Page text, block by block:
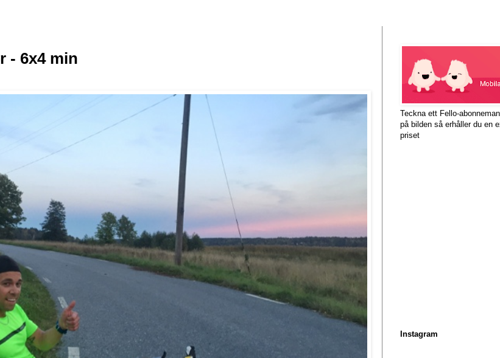
- 6x4 min
Teckna ett Fello-
på bilden så erhåller du en
priset
Instagram